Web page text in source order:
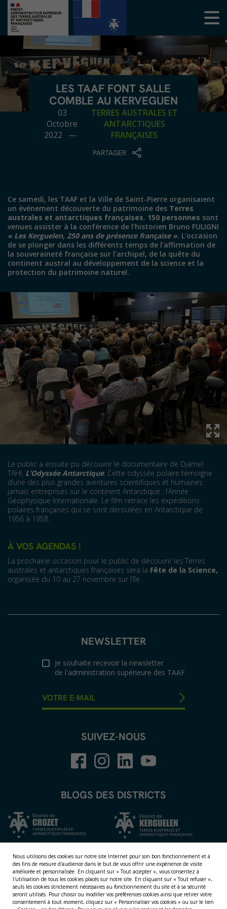
LES TAAF FONT SALLE
COMBLE AU KERVEGUEN
03
Octobre
2022 —
TERRES AUSTRALES ET
ANTARCTIQUES
FRANÇAISES
PARTAGER
Ce samedi, les TAAF et la Ville de Saint-Pierre organisaient
un événement découverte du patrimoine des Terres
australes et antarctiques françaises. 150 personnes sont
venues assister à la conférence de l’historien Bruno FULIGNI
« Les Kerguelen, 250 ans de présence française ». L’occasion
de se plonger dans les différents temps de l’affirmation de
la souveraineté française sur l’archipel, de la quête du
continent austral au développement de la science et la
protection du patrimoine naturel.
Le public a ensuite pu découvrir le documentaire de Djamel
TAHI, L’Odyssée Antarctique. Cette odyssée polaire témoigne
d’une des plus grandes aventures scientifiques et humaines
jamais entreprises sur le continent Antarctique : l’Année
Géophysique Internationale. Le film retrace les expéditions
polaires françaises qui se sont déroulées en Antarctique de
1956 à 1958.
À VOS AGENDAS !
La prochaine occasion pour le public de découvrir les Terres
australes et antarctiques françaises sera la Fête de la Science,
organisée du 10 au 27 novembre sur l’île.
NEWSLETTER
Je souhaite recevoir la newsletter
de l'administration supérieure des TAAF
SUIVEZ-NOUS
BLOGS DES DISTRICTS
Nous utilisons des cookies sur notre site Internet pour son bon fonctionnement et à
des fins de mesure d'audience dans le but de vous offrir une expérience de visite
améliorée et personnalisée. En cliquant sur « Tout accepter », vous consentez à
l'utilisation de tous les cookies placés sur notre site. En cliquant sur « Tout refuser »,
seuls les cookies strictement nécessaires au fonctionnement du site et à sa sécurité
seront utilisés. Pour choisir ou modifier vos préférences cookies ainsi que retirer votre
consentement à tout moment, cliquez sur « Personnaliser vos cookies » ou sur le lien